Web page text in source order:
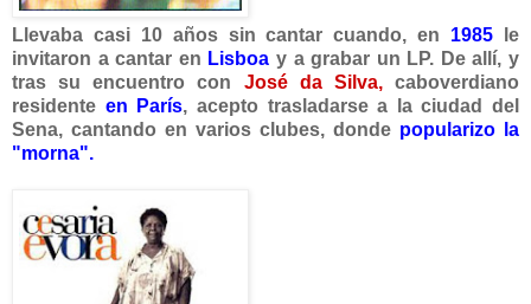
Llevaba casi 10 años sin cantar cuando, en 1985 le
invitaron a cantar en Lisboa y a grabar un LP. De allí, y
tras su encuentro con José da Silva,caboverdiano
residente en París, acepto trasladarse a la ciudad del
Sena, cantando en varios clubes, donde popularizo la
"morna".